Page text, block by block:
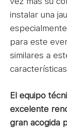
instalar una
para este
similares a
El equipo
excelente
gran acogida